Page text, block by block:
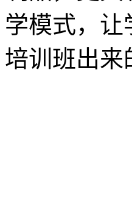
学模式，
培训班出来